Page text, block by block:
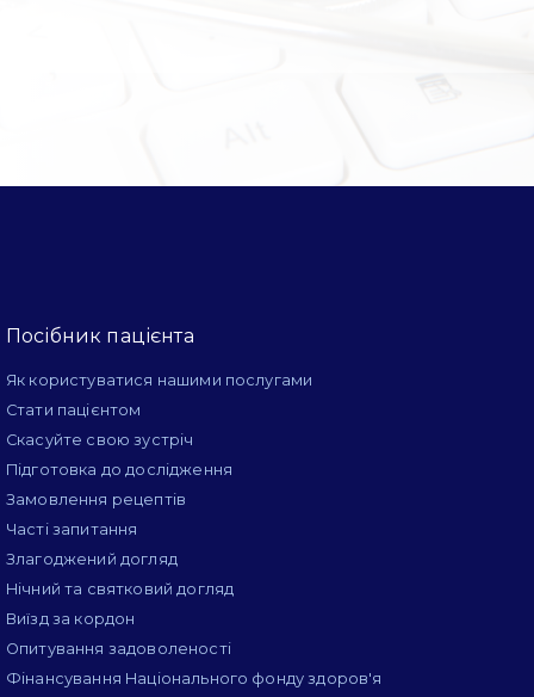
Посібник пацієнта
Як користуватися нашими послугами
Стати пацієнтом
Скасуйте свою зустріч
Підготовка до дослідження
Замовлення рецептів
Часті запитання
Злагоджений догляд
Нічний та святковий догляд
Виїзд за кордон
Опитування задоволеності
Фінансування Національного фонду здоров'я